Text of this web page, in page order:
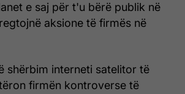
e saj për t'u bërë publik në
aksione të firmës në
shërbim interneti satelitor të
firmën kontroverse të